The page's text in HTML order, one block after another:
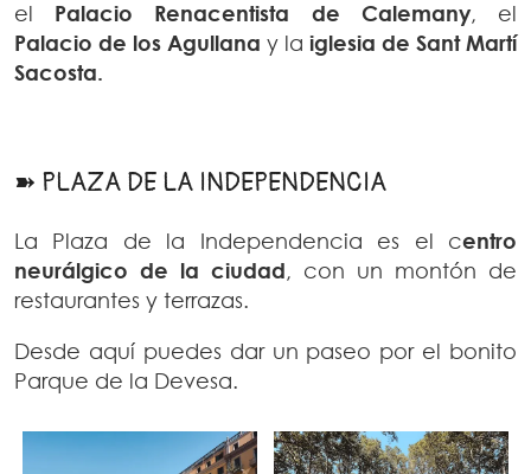
el Palacio Renacentista de Calemany, el
Palacio de los Agullana y la iglesia de Sant Martí
Sacosta.
➽ PLAZA DE LA INDEPENDENCIA
La Plaza de la Independencia es el centro
neurálgico de la ciudad, con un montón de
restaurantes y terrazas.
Desde aquí puedes dar un paseo por el bonito
Parque de la Devesa.